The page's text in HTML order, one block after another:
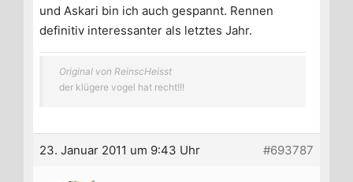
und Askari bin ich auch gespannt. Rennen
definitiv interessanter als letztes Jahr.
Original von ReinscHeisst
der klügere vogel hat recht!!!
23. Januar 2011 um 9:43 Uhr #693787